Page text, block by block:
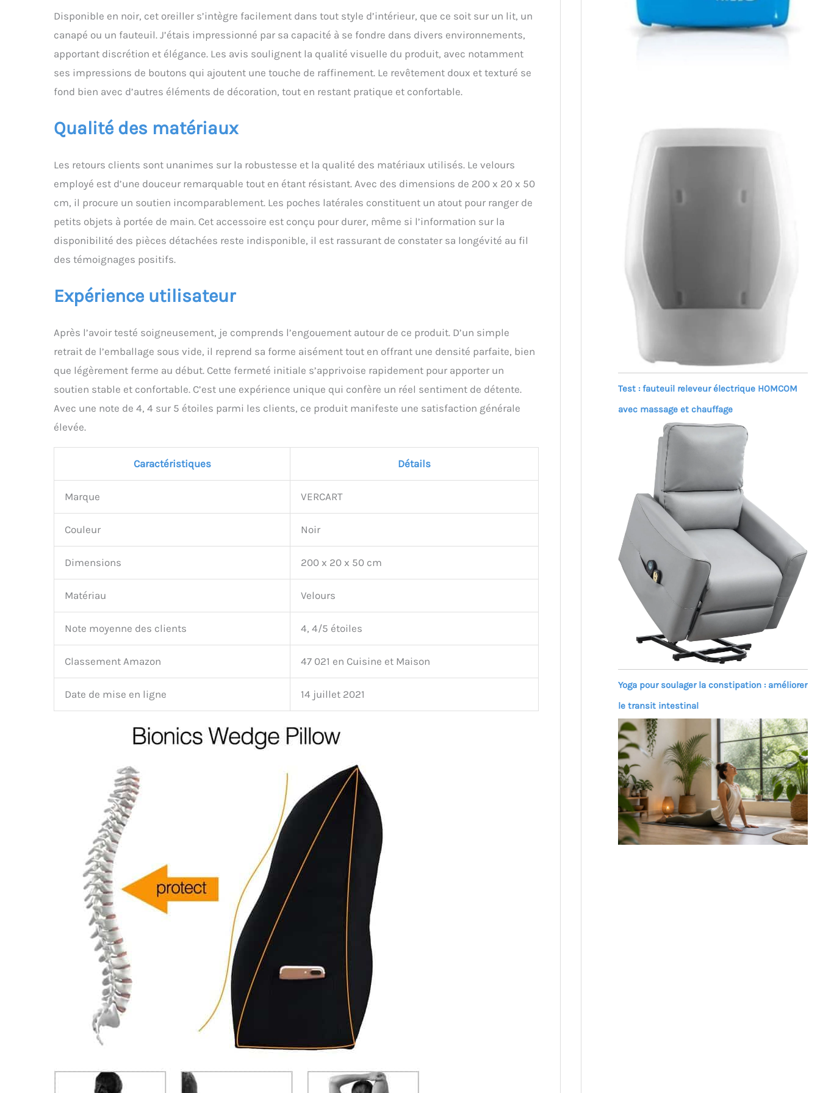
Disponible en noir, cet oreiller s’intègre facilement dans tout style d’intérieur, que ce soit sur un lit, un
canapé ou un fauteuil. J’étais impressionné par sa capacité à se fondre dans divers environnements,
apportant discrétion et élégance. Les avis soulignent la qualité visuelle du produit, avec notamment
ses impressions de boutons qui ajoutent une touche de raffinement. Le revêtement doux et texturé se
fond bien avec d’autres éléments de décoration, tout en restant pratique et confortable.
Qualité des matériaux
Les retours clients sont unanimes sur la robustesse et la qualité des matériaux utilisés. Le velours
employé est d’une douceur remarquable tout en étant résistant. Avec des dimensions de 200 x 20 x 50
cm, il procure un soutien incomparablement. Les poches latérales constituent un atout pour ranger de
petits objets à portée de main. Cet accessoire est conçu pour durer, même si l’information sur la
disponibilité des pièces détachées reste indisponible, il est rassurant de constater sa longévité au fil
des témoignages positifs.
Expérience utilisateur
Après l’avoir testé soigneusement, je comprends l’engouement autour de ce produit. D’un simple
retrait de l’emballage sous vide, il reprend sa forme aisément tout en offrant une densité parfaite, bien
que légèrement ferme au début. Cette fermeté initiale s’apprivoise rapidement pour apporter un
soutien stable et confortable. C’est une expérience unique qui confère un réel sentiment de détente.
Avec une note de 4, 4 sur 5 étoiles parmi les clients, ce produit manifeste une satisfaction générale
élevée.
Caractéristiques Détails
Marque VERCART
Couleur Noir
Dimensions 200 x 20 x 50 cm
Matériau Velours
Note moyenne des clients 4, 4/5 étoiles
Classement Amazon 47 021 en Cuisine et Maison
Date de mise en ligne 14 juillet 2021
Test : fauteuil releveur électrique HOMCOM
avec massage et chauffage
Yoga pour soulager la constipation : améliorer
le transit intestinal